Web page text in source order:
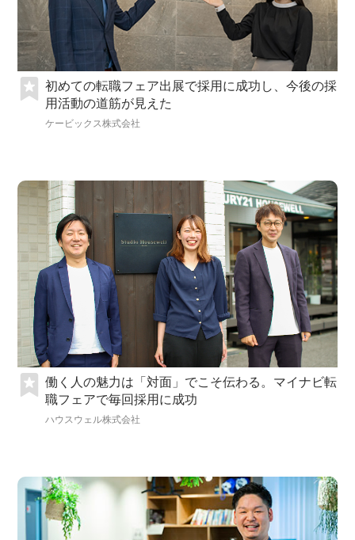
初めての転職フェア出展で採用に成功し、今後の採
用活動の道筋が見えた
ケービックス株式会社
働く人の魅力は「対面」でこそ伝わる。マイナビ転
職フェアで毎回採用に成功
ハウスウェル株式会社